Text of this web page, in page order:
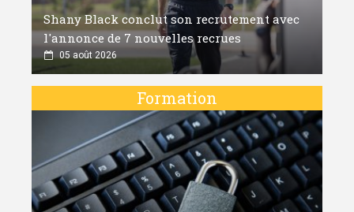
Shany Black conclut son recrutement avec
l'annonce de 7 nouvelles recrues
05 août 2026
Formation